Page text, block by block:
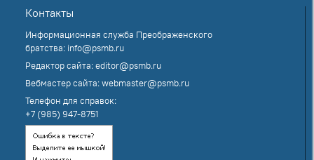
Контакты
Информационная служба Преображенского
братства: info@psmb.ru
Редактор сайта:editor@psmb.ru
Вебмастер сайта:webmaster@psmb.ru
Телефон для справок:
+7 (985) 947-8751